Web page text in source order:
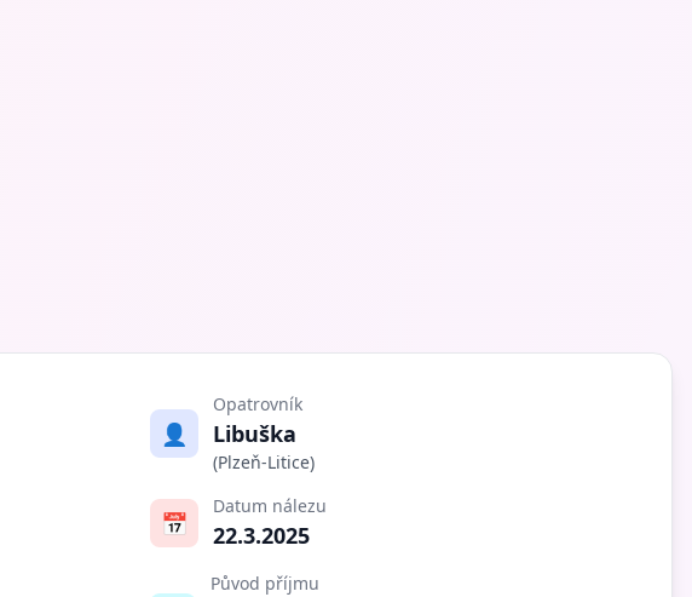
👤
Opatrovník
Libuška
(Plzeň-Litice)
📅
Datum nálezu
22.3.2025
Původ příjmu